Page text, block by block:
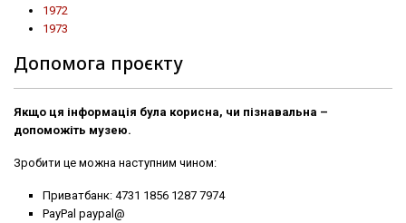
1972
1973
Допомога проєкту
Якщо ця інформація була корисна, чи пізнавальна –
допоможіть музею.
Зробити це можна наступним чином:
Приватбанк: 4731 1856 1287 7974
PayPal paypal@